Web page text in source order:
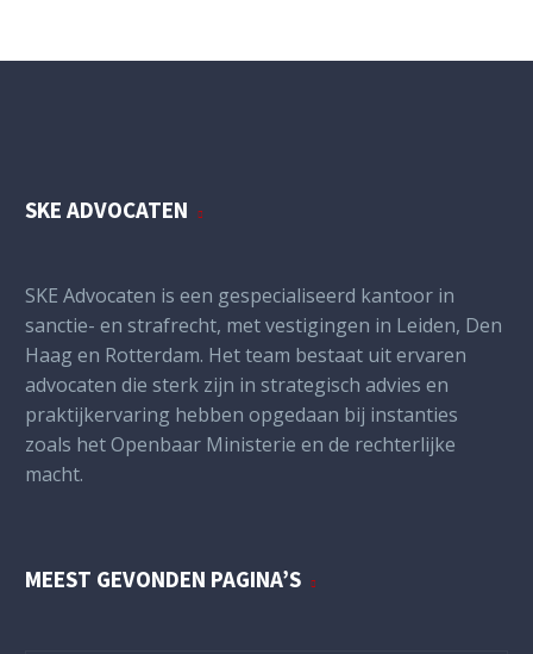
SKE ADVOCATEN
SKE Advocaten is een gespecialiseerd kantoor in
sanctie- en strafrecht, met vestigingen in Leiden, Den
Haag en Rotterdam. Het team bestaat uit ervaren
advocaten die sterk zijn in strategisch advies en
praktijkervaring hebben opgedaan bij instanties
zoals het Openbaar Ministerie en de rechterlijke
macht.
MEEST GEVONDEN PAGINA’S